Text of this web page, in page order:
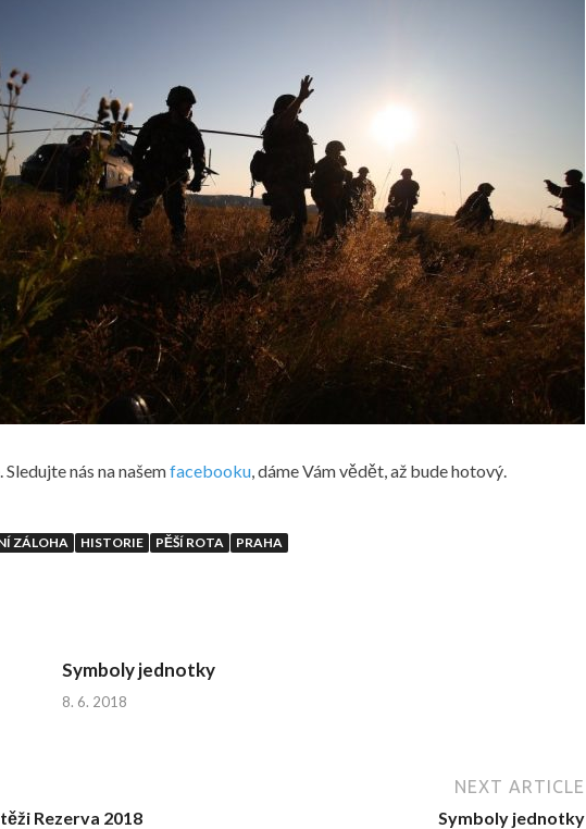
nás na našemfacebooku, dáme Vám vědět, až bude hotový.
ZÁLOHA HISTORIE PĚŠÍ ROTA PRAHA
Symboly jednotky
8. 6. 2018
Rezerva 2018
NEXT ARTICLE
Symboly jednotky